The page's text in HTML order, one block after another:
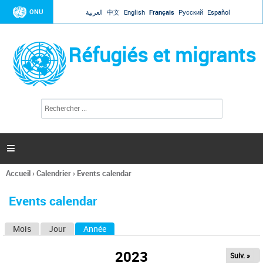
Jump to navigation
ONU العربية 中文 English Français Русский Español
Réfugiés et migrants
l
c
h
e

Vous
ici
Accueil›Calendrier› Events calendar
Events calendar
Mois Jour Année
2023 Suiv. »